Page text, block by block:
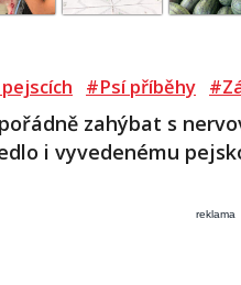
#Psí příběhy
zahýbat s
i vyvedenému
reklama